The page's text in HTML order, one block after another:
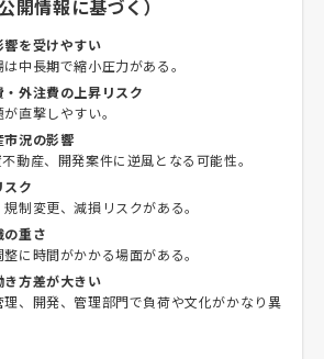
開情報に基づく）
響を受けやすい
中長期で縮小圧力がある。
外注費の上昇リスク
直撃しやすい。
市況の影響
動産、開発案件に逆風となる可能性。
スク
制変更、減損リスクがある。
の重さ
に時間がかかる場面がある。
方差が大きい
、開発、管理部門で負荷や文化がかなり異